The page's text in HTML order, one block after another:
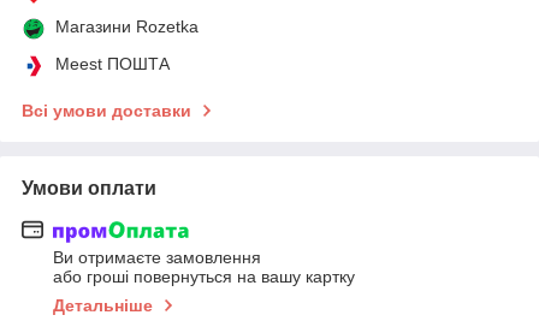
Магазини Rozetka
Meest ПОШТА
Всі умови доставки
Умови оплати
Ви отримаєте замовлення
або гроші повернуться на вашу картку
Детальніше